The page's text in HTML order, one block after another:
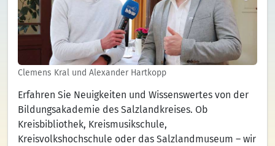
Clemens Kral und Alexander Hartkopp
Erfahren Sie Neuigkeiten und Wissenswertes von der
Bildungsakademie des Salzlandkreises. Ob
Kreisbibliothek, Kreismusikschule,
Kreisvolkshochschule oder das Salzlandmuseum – wir